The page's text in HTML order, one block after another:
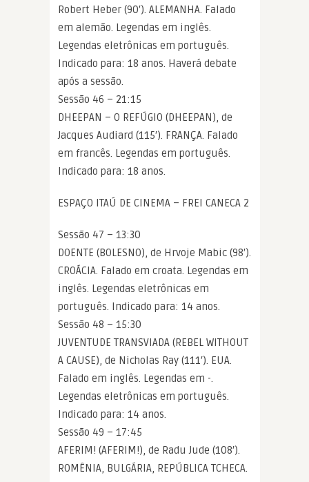
Robert Heber (90′). ALEMANHA. Falado
em alemão. Legendas em inglês.
Legendas eletrônicas em português.
Indicado para: 18 anos. Haverá debate
após a sessão.
Sessão 46 – 21:15
DHEEPAN – O REFÚGIO (DHEEPAN), de
Jacques Audiard (115′). FRANÇA. Falado
em francês. Legendas em português.
Indicado para: 18 anos.
ESPAÇO ITAÚ DE CINEMA – FREI CANECA 2
Sessão 47 – 13:30
DOENTE (BOLESNO), de Hrvoje Mabic (98′).
CROÁCIA. Falado em croata. Legendas em
inglês. Legendas eletrônicas em
português. Indicado para: 14 anos.
Sessão 48 – 15:30
JUVENTUDE TRANSVIADA (REBEL WITHOUT
A CAUSE), de Nicholas Ray (111′). EUA.
Falado em inglês. Legendas em -.
Legendas eletrônicas em português.
Indicado para: 14 anos.
Sessão 49 – 17:45
AFERIM! (AFERIM!), de Radu Jude (108′).
ROMÊNIA, BULGÁRIA, REPÚBLICA TCHECA.